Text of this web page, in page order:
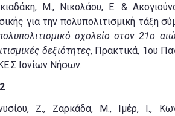
Μ., Νικολάου, Ε. &
για την πολυπολιτισμική τάξη
σχολείο στον 21ο
δεξιότητες, Πρακτικά, 1ου
Ιονίων Νήσων.
Ζ., Ζαρκάδα, Μ., Ιμέρ, Ι.,